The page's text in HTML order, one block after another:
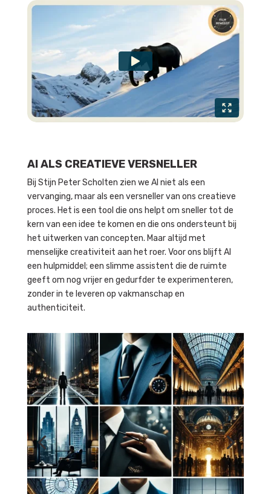
AI ALS CREATIEVE VERSNELLER
Bij Stijn Peter Scholten zien we AI niet als een
vervanging, maar als een versneller van ons creatieve
proces. Het is een tool die ons helpt om sneller tot de
kern van een idee te komen en die ons ondersteunt bij
het uitwerken van concepten. Maar altijd met
menselijke creativiteit aan het roer. Voor ons blijft AI
een hulpmiddel; een slimme assistent die de ruimte
geeft om nog vrijer en gedurfder te experimenteren,
zonder in te leveren op vakmanschap en
authenticiteit.